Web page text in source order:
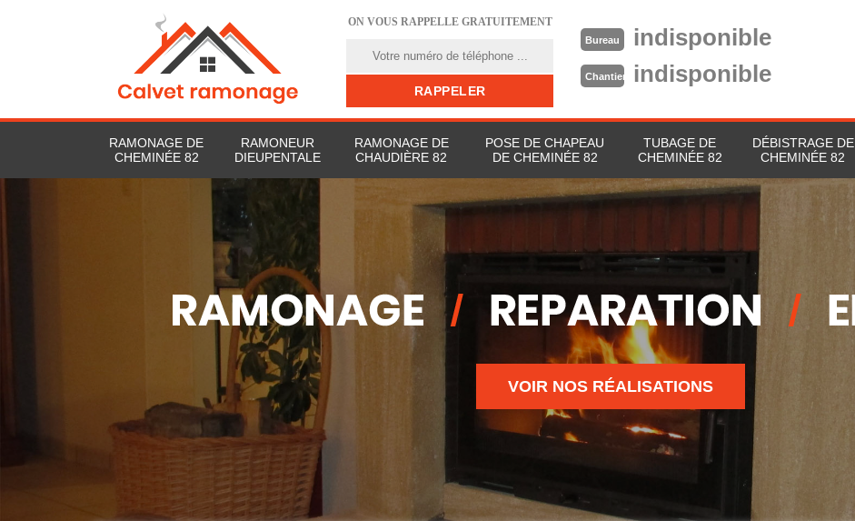
ON VOUS RAPPELLE GRATUITEMENT
Bureau indisponible
Chantier indisponible
RAMONAGE DE
CHEMINÉE 82
RAMONEUR
DIEUPENTALE
RAMONAGE DE
CHAUDIÈRE 82
POSE DE CHAPEAU
DE CHEMINÉE 82
TUBAGE DE
CHEMINÉE 82
DÉBISTRAGE DE
CHEMINÉE 82
VOIR NOS RÉALISATIONS